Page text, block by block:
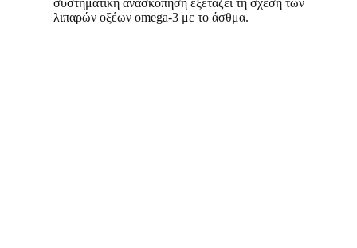
συστηματική ανασκόπηση εξετάζει τη σχέση των
λιπαρών οξέων omega-3 με το άσθμα.